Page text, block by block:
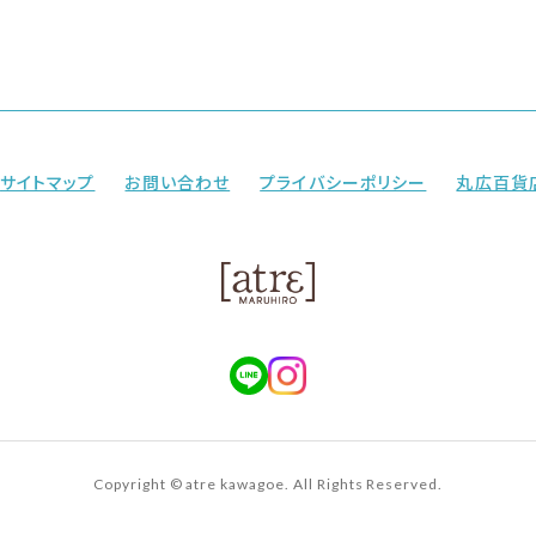
サイトマップ お問い合わせ プライバシーポリシー 丸広百貨
Copyright © atre kawagoe. All Rights Reserved.